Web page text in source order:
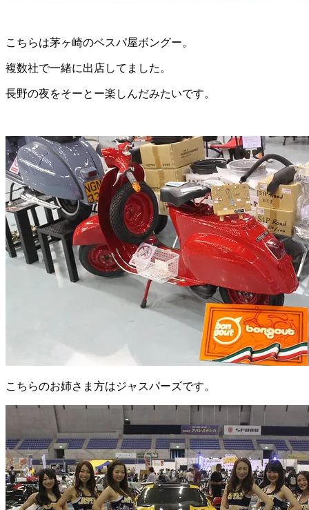
こちらは茅ヶ崎のベスパ屋ボングー。
複数社で一緒に出店してました。
長野の夜をそーとー楽しんだみたいです。
こちらのお姉さま方はジャスパーズです。